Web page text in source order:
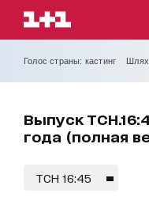
Голос страны: кастинг Шлях
Выпуск
года (полная
ТСН 16:45